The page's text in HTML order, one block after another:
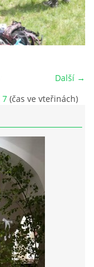
Další →
7 (čas ve vteřinách)